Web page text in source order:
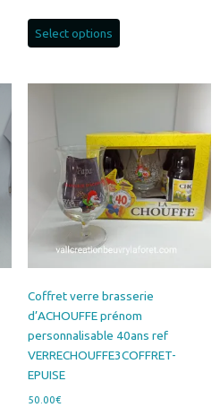
Select options
Coffret verre brasserie
d’ACHOUFFE prénom
personnalisable 40ans ref
VERRECHOUFFE3COFFRET-
EPUISE
50.00€